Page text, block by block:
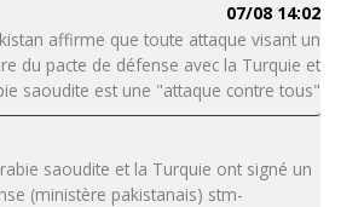
07/08 14:02
affirme que toute attaque visant un
du pacte de défense avec la Turquie et
saoudite est une "attaque contre tous"
saoudite et la Turquie ont signé un
(ministère pakistanais) stm-